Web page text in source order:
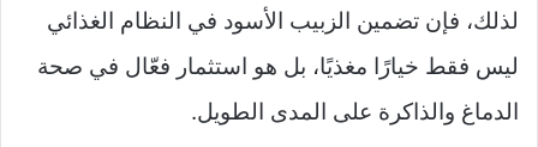
لذلك، فإن تضمين الزبيب الأسود في النظام الغذائي
ليس فقط خيارًا مغذيًا، بل هو استثمار فعّال في صحة
الدماغ والذاكرة على المدى الطويل.